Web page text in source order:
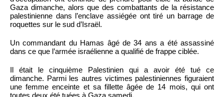
Gaza dimanche, alors que des combattants de la résistance
palestinienne dans l’enclave assiégée ont tiré un barrage de
roquettes sur le sud d’Israël.
Un commandant du Hamas âgé de 34 ans a été assassiné
dans ce que l’armée israélienne a qualifié de frappe ciblée.
Il était le cinquième Palestinien qui a avoir été tué ce
dimanche. Parmi les autres victimes palestiniennes figuraient
une femme enceinte et sa fillette âgée de 14 mois, qui ont
toutes deux été tuées à Gaza samedi.